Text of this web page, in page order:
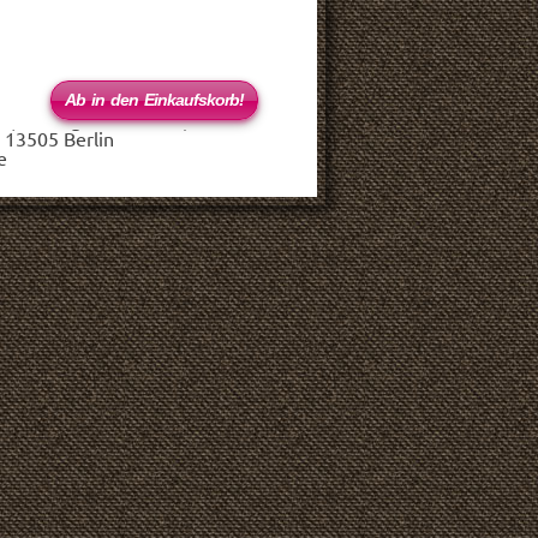
(haftungsbeschränkt)
13505 Berlin